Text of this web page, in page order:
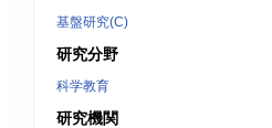
基盤研究(C)
研究分野
科学教育
研究機関